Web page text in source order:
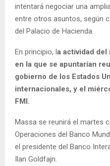
intentará negociar una
entre otros asuntos, según
del Palacio de Hacienda.
En principio, la actividad del
en la que se apuntarían
gobierno de los Estados
internacionales, y el
FMI.
Massa se reunirá el martes
Operaciones del Banco
el presidente del Banco
Ilan Goldfajn.